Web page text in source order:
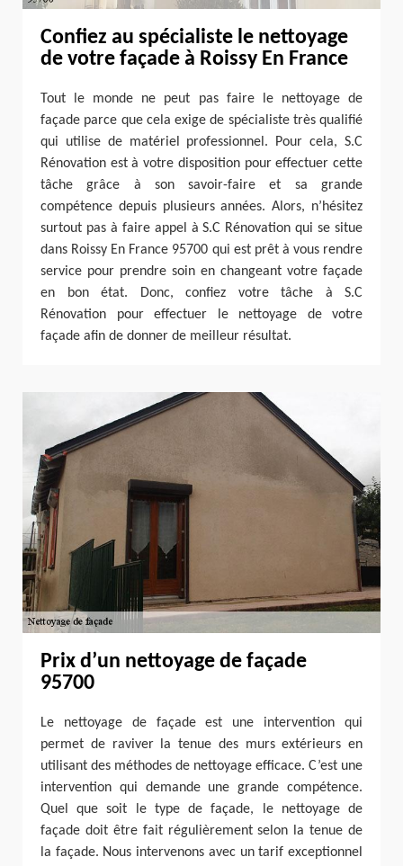
Confiez au spécialiste le nettoyage
de votre façade à Roissy En France
Tout le monde ne peut pas faire le nettoyage de
façade parce que cela exige de spécialiste très qualifié
qui utilise de matériel professionnel. Pour cela, S.C
Rénovation est à votre disposition pour effectuer cette
tâche grâce à son savoir-faire et sa grande
compétence depuis plusieurs années. Alors, n’hésitez
surtout pas à faire appel à S.C Rénovation qui se situe
dans Roissy En France 95700 qui est prêt à vous rendre
service pour prendre soin en changeant votre façade
en bon état. Donc, confiez votre tâche à S.C
Rénovation pour effectuer le nettoyage de votre
façade afin de donner de meilleur résultat.
Prix d’un nettoyage de façade
95700
Le nettoyage de façade est une intervention qui
permet de raviver la tenue des murs extérieurs en
utilisant des méthodes de nettoyage efficace. C’est une
intervention qui demande une grande compétence.
Quel que soit le type de façade, le nettoyage de
façade doit être fait régulièrement selon la tenue de
la façade. Nous intervenons avec un tarif exceptionnel